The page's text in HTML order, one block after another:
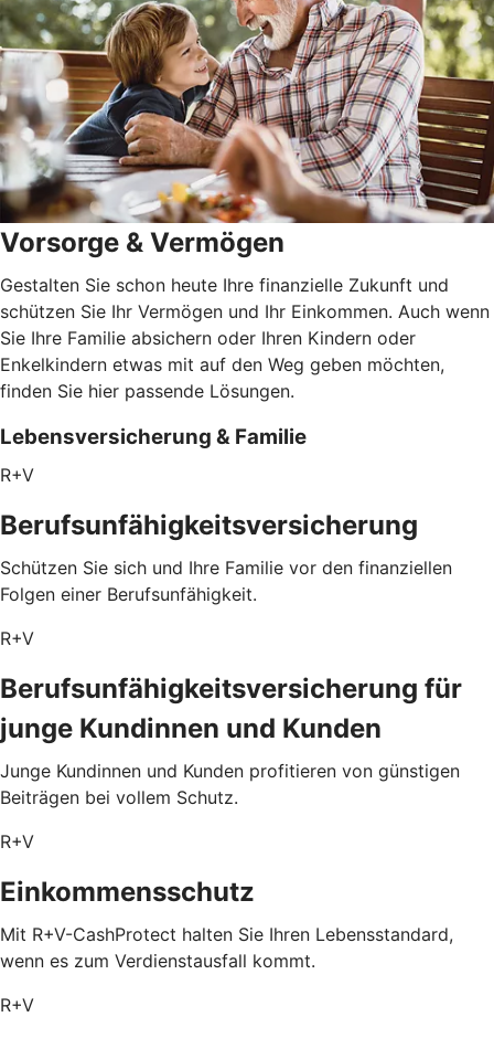
Vorsorge & Vermögen
Gestalten Sie schon heute Ihre finanzielle Zukunft und
schützen Sie Ihr Vermögen und Ihr Einkommen. Auch wenn
Sie Ihre Familie absichern oder Ihren Kindern oder
Enkelkindern etwas mit auf den Weg geben möchten,
finden Sie hier passende Lösungen.
Lebensversicherung & Familie
R+V
Berufsunfähigkeitsversicherung
Schützen Sie sich und Ihre Familie vor den finanziellen
Folgen einer Berufsunfähigkeit.
R+V
Berufsunfähigkeitsversicherung für
junge Kundinnen und Kunden
Junge Kundinnen und Kunden profitieren von günstigen
Beiträgen bei vollem Schutz.
R+V
Einkommensschutz
Mit R+V-CashProtect halten Sie Ihren Lebensstandard,
wenn es zum Verdienstausfall kommt.
R+V